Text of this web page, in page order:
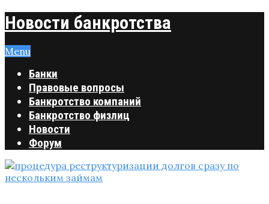
Новости банкротства
Menu
Банки
Правовые вопросы
Банкротство компаний
Банкротство физлиц
Новости
Форум